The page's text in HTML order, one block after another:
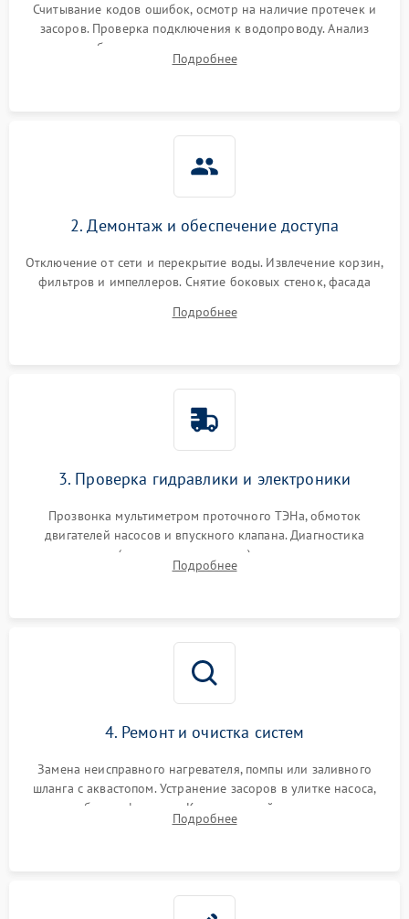
Считывание кодов ошибок, осмотр на наличие протечек и
засоров. Проверка подключения к водопроводу. Анализ
жалоб на отсутствие слива, нагрева, вращения
разбрызгивателей или срабатывание системы защиты
Подробнее
2. Демонтаж и обеспечение доступа
Отключение от сети и перекрытие воды. Извлечение корзин,
фильтров и импеллеров. Снятие боковых стенок, фасада
циркуляционному насосу, ТЭНу и сливной помпе.
Подробнее
3. Проверка гидравлики и электроники
Прозвонка мультиметром проточного ТЭНа, обмоток
двигателей насосов и впускного клапана. Диагностика
прессостата (датчика уровня воды), датчика мутности,
концевика дверцы и электронного модуля управления.
Подробнее
4. Ремонт и очистка систем
Замена неисправного нагревателя, помпы или заливного
шланга с аквастопом. Устранение засоров в улитке насоса,
патрубках и фильтрах. Компонентный ремонт платы
управления, восстановление поврежденной проводки.
Подробнее